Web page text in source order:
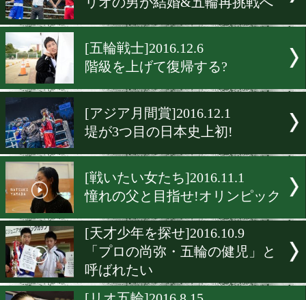
大学リーグ戦ってこんなに
[大学記録]2017.5.25
[五輪版]2017.2.10
大阪でも堤駿斗らが年間表
[東京五輪]2017.1.23
リオの男が結婚&五輪再挑